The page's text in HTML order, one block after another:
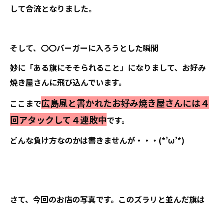
して合流となりました。
そして、〇〇バーガーに入ろうとした瞬間
妙に「ある旗にそそられること」になりまして、お好み
焼き屋さんに飛び込んでいます。
ここまで広島風と書かれたお好み焼き屋さんには４
回アタックして４連敗中です。
どんな負け方なのかは書きませんが・・・(*’ω’*)
さて、今回のお店の写真です。このズラリと並んだ旗は